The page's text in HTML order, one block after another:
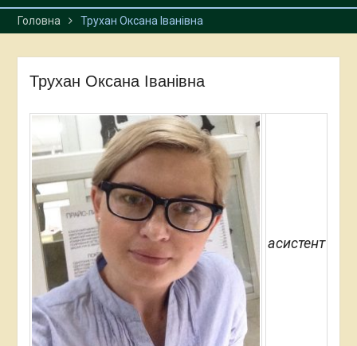
Карпат
Головна Трухан Оксана Іванівна
Трухан Оксана Іванівна
асистент